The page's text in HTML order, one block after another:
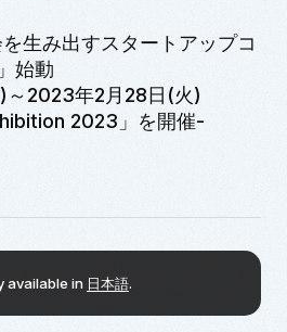
生み出すスタートアップコ
始動
2023年2月28日(火)
2023」を開催-
available in 日本語.